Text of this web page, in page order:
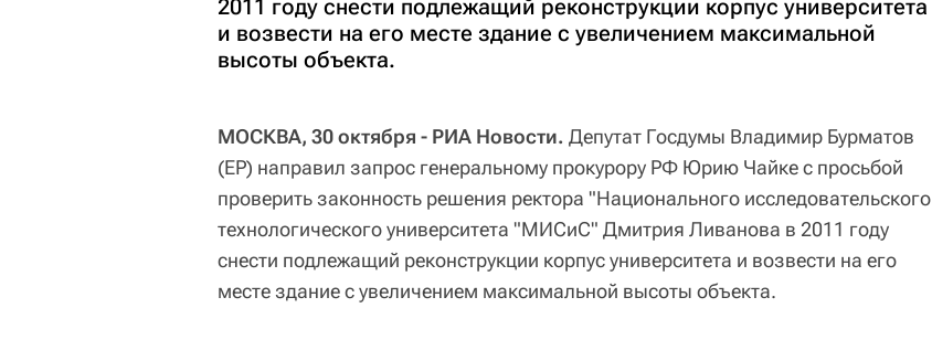
2011 году снести подлежащий реконструкции корпус университета
и возвести на его месте здание с увеличением максимальной
высоты объекта.
МОСКВА, 30 октября - РИА Новости. Депутат Госдумы Владимир Бурматов
(ЕР) направил запрос генеральному прокурору РФ Юрию Чайке с просьбой
проверить законность решения ректора "Национального исследовательского
технологического университета "МИСиС" Дмитрия Ливанова в 2011 году
снести подлежащий реконструкции корпус университета и возвести на его
месте здание с увеличением максимальной высоты объекта.